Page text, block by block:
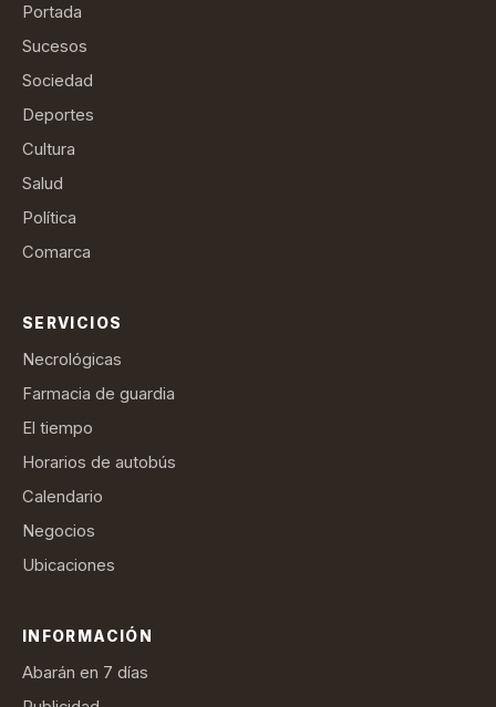
Portada
Sucesos
Sociedad
Deportes
Cultura
Salud
Política
Comarca
SERVICIOS
Necrológicas
Farmacia de guardia
El tiempo
Horarios de autobús
Calendario
Negocios
Ubicaciones
INFORMACIÓN
Abarán en 7 días